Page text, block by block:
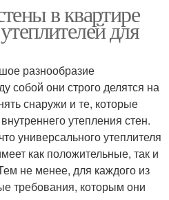
в квартире
для
разнообразие
собой они строго делятся на
снаружи и те, которые
утепления стен.
универсального утеплителя
как положительные, так и
не менее, для каждого из
требования, которым они